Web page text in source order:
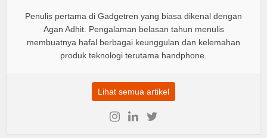
Penulis pertama di Gadgetren yang biasa dikenal dengan
Agan Adhit. Pengalaman belasan tahun menulis
membuatnya hafal berbagai keunggulan dan kelemahan
produk teknologi terutama handphone.
Lihat semua artikel